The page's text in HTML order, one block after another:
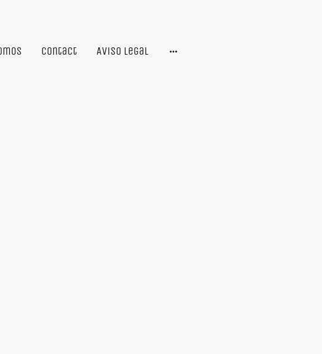
Contact Aviso legal